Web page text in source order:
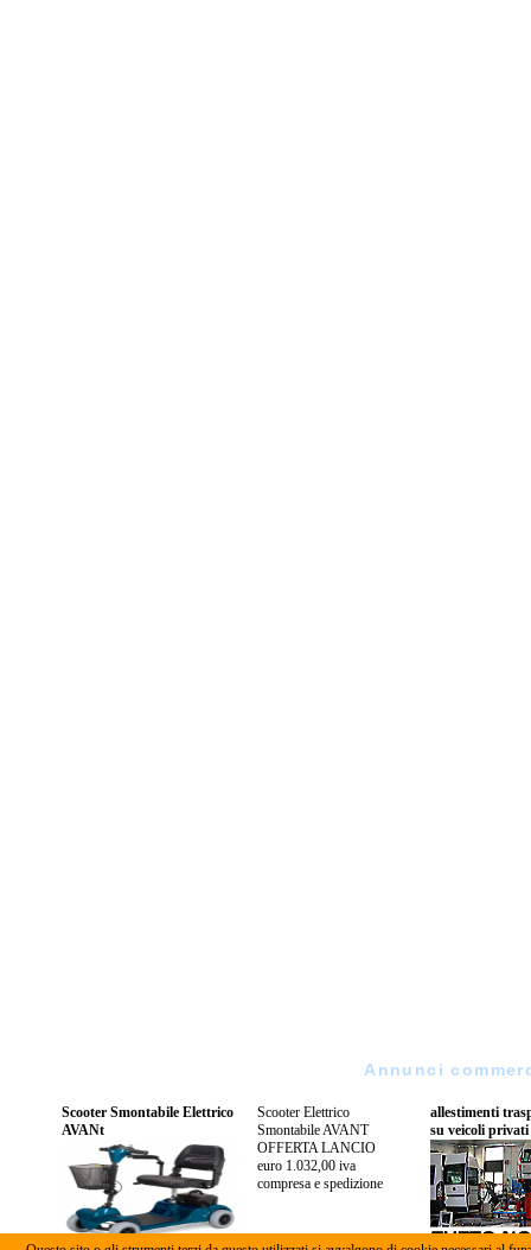
Annunci
Scooter Smontabile Elettrico
AVANt
Scooter Elettrico
Smontabile AVANT
OFFERTA LANCIO
euro 1.032,00 iva
compresa e spedizione
allestimenti
su veicoli